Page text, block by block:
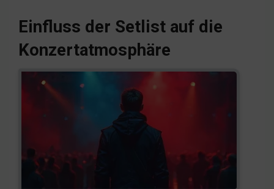
Einfluss der Setlist auf die
Konzertatmosphäre